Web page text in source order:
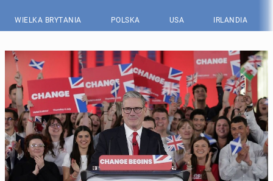
WIELKA BRYTANIA POLSKA USA IRLANDIA